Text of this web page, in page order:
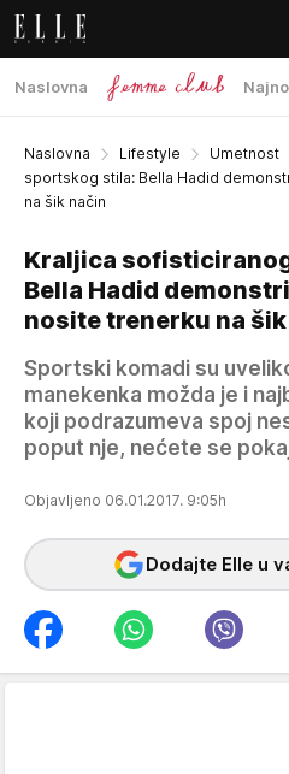
Naslovna
Naslovna Lifestyle Umetnost
sportskog stila: Bella Hadid
na šik način
Kraljica
Bella Hadid
nosite trenerku na
Sportski komadi su
manekenka možda je i
koji podrazumeva spoj
poput nje, nećete se
Objavljeno 06.01.2017. 9:05h
Dodajte Elle u